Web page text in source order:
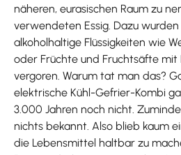
näheren, eurasischen Raum zu
verwendeten Essig. Dazu
alkoholhaltige Flüssigkeiten wie
oder Früchte und Fruchtsäfte mit
vergoren. Warum tat man das?
elektrische Kühl-Gefrier-Kombi
3.000 Jahren noch nicht.
nichts bekannt. Also blieb kaum
die Lebensmittel haltbar zu